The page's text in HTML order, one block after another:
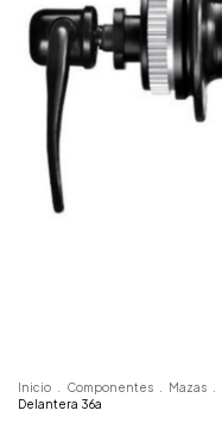
Inicio Componentes Mazas
Delantera 36a